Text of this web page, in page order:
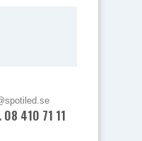
08 410 71 111